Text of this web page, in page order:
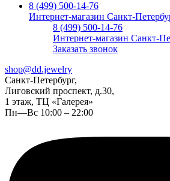
8 (499) 500-14-76
Интернет-магазин Санкт-
8 (499) 500-14-76
Интернет-магазин Санкт-
Заказать звонок
shop@dd.jewelry
Санкт-Петербург,
Лиговский проспект, д.30,
1 этаж, ТЦ «Галерея»
Пн—Вс 10:00 – 22:00